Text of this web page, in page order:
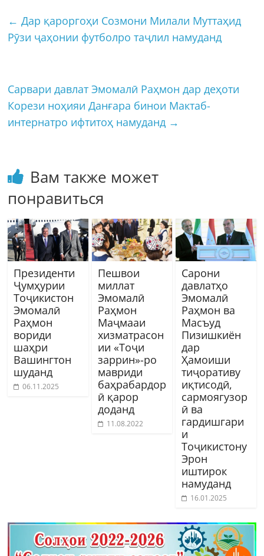
← Дар қароргоҳи Созмони Милали Муттаҳид
Рӯзи ҷаҳонии футболро таҷлил намуданд
Сарвари давлат Эмомалӣ Раҳмон дар деҳоти
Корези ноҳияи Данғара бинои Мактаб-
интернатро ифтитоҳ намуданд →
Вам также может
понравиться
Президенти
Ҷумҳурии
Тоҷикистон
Эмомалӣ
Раҳмон
вориди
шаҳри
Вашингтон
шуданд
06.11.2025
Пешвои
миллат
Эмомалӣ
Раҳмон
Маҷмааи
хизматрасон
ии «Тоҷи
заррин»-ро
мавриди
баҳрабардор
ӣ қарор
доданд
11.08.2022
Сарони
давлатҳо
Эмомалӣ
Раҳмон ва
Масъуд
Пизишкиён
дар
Ҳамоиши
тиҷоративу
иқтисодӣ,
сармоягузор
ӣ ва
гардишгари
и
Тоҷикистону
Эрон
иштирок
намуданд
16.01.2025